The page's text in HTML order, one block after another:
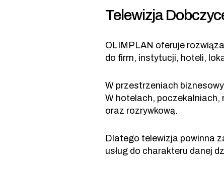
Telewizja
OLIMPLAN oferuje
do firm, instytucji, hoteli,
W przestrzeniach
W hotelach, poczekalniach,
oraz rozrywkową.
Dlatego telewizja powinna
usług do charakteru danej